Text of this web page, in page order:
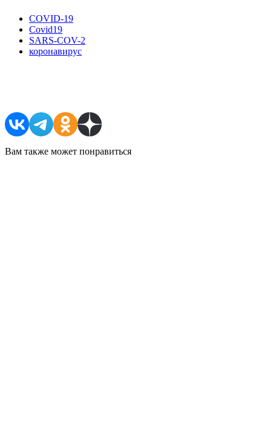
COVID-19
Covid19
SARS-COV-2
коронавирус
Вам также может понравиться